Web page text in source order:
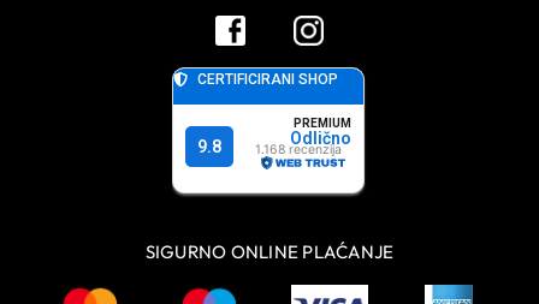
SIGURNO ONLINE PLAĆANJE